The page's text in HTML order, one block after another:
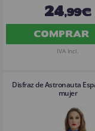
24,99€
COMPRAR
IVA Incl.
Disfraz de Astronauta
mujer